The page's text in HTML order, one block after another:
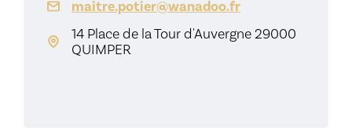
maitre.potier@wanadoo.fr
14 Place de la Tour d'Auvergne 29000
QUIMPER